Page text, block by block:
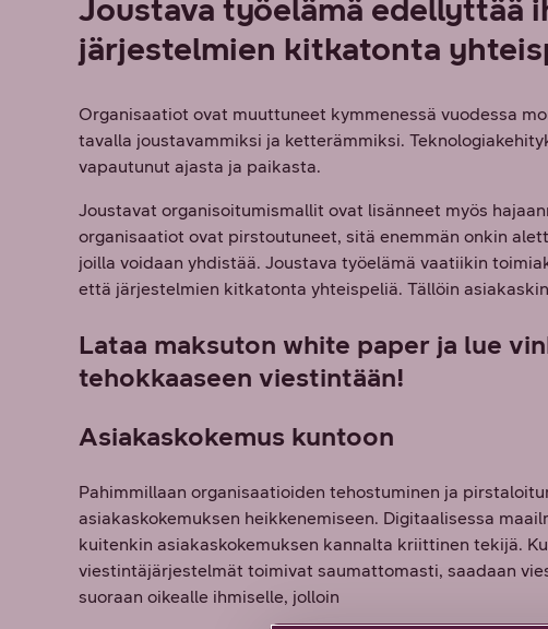
Joustava työelämä edellyttää
järjestelmien kitkatonta
Organisaatiot ovat muuttuneet kymmenessä vuodessa
tavalla joustavammiksi ja ketterämmiksi.
vapautunut ajasta ja paikasta.
Joustavat organisoitumismallit ovat lisänneet myös
organisaatiot ovat pirstoutuneet, sitä enemmän onkin
joilla voidaan yhdistää. Joustava työelämä vaatiikin
että järjestelmien kitkatonta yhteispeliä. Tällöin
Lataa maksuton white paper ja lue
tehokkaaseen viestintään!
Asiakaskokemus kuntoon
Pahimmillaan organisaatioiden tehostuminen ja
asiakaskokemuksen heikkenemiseen. Digitaalisessa
kuitenkin asiakaskokemuksen kannalta kriittinen tekijä.
viestintäjärjestelmät toimivat saumattomasti, saadaan
suoraan oikealle ihmiselle, jolloin